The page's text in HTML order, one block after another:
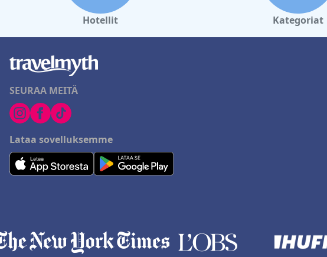
Hotellit Kategoriat
SEURAA MEITÄ
Lataa sovelluksemme